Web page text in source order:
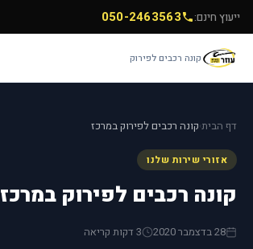
ייעוץ חינם: 050-2463563
קונה רכבים לפירוק
דף הבית›קונה רכבים לפירוק במרכז
אזורי שירות שלנו
קונה רכבים לפירוק במרכז
28 בדצמבר 2020 3 דקות קריאה